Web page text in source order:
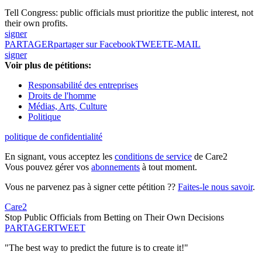
Tell Congress: public officials must prioritize the public interest, not
their own profits.
signer
PARTAGERpartager sur FacebookTWEETE-MAIL
signer
Voir plus de pétitions:
Responsabilité des entreprises
Droits de l'homme
Médias, Arts, Culture
Politique
politique de confidentialité
En signant, vous acceptez les conditions de service de Care2
Vous pouvez gérer vos abonnements à tout moment.
Vous ne parvenez pas à signer cette pétition ?? Faites-le nous savoir.
Care2
Stop Public Officials from Betting on Their Own Decisions
PARTAGERTWEET
"The best way to predict the future is to create it!"